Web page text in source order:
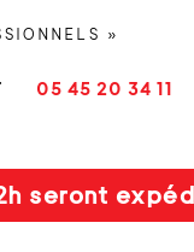
»
05 45 20 34 11
seront